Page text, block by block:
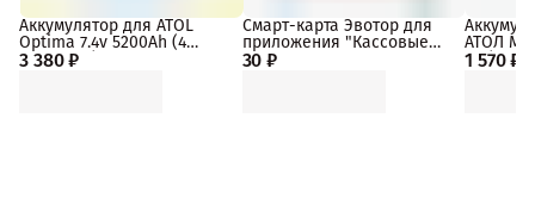
3 380 ₽
Аккумулятор для ATOL
Optima 7.4v 5200Ah (4
элемента)
30 ₽
Смарт-карта Эвотор для
приложения "Кассовые
сервисы"
1 570 ₽
АТОЛ
232)